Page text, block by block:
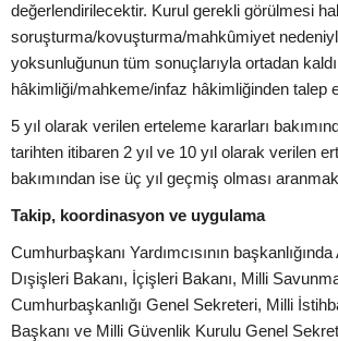
değerlendirilecektir. Kurul gerekli görülmesi
soruşturma/kovuşturma/mahkûmiyet
yoksunluğunun tüm sonuçlarıyla ortadan
hâkimliği/mahkeme/infaz hâkimliğinden talep
5 yıl olarak verilen erteleme kararları
tarihten itibaren 2 yıl ve 10 yıl olarak verilen
bakımından ise üç yıl geçmiş olması
Takip, koordinasyon ve uygulama
Cumhurbaşkanı Yardımcısının
Dışişleri Bakanı, İçişleri Bakanı, Milli
Cumhurbaşkanlığı Genel Sekreteri, Milli
Başkanı ve Milli Güvenlik Kurulu Genel